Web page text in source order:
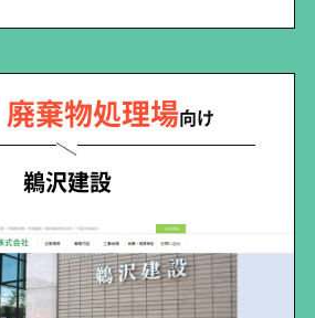
棄物処理場向け
鵜沢建設